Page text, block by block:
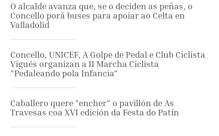
O alcalde avanza que, se o deciden as peñas, o
Concello porá buses para apoiar ao Celta en
Valladolid
Concello, UNICEF, A Golpe de Pedal e Club Ciclista
Vigués organizan a II Marcha Ciclista
"Pedaleando pola Infancia"
Caballero quere "encher" o pavillón de As
Travesas coa XVI edición da Festa do Patín